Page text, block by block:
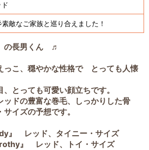
敵なご家族と巡り合えました！
の長男くん ♬
っこ、穏やかな性格で とっても人懐
とっても可愛い顔立ちです。
ッドの豊富な巻毛、しっかりした骨
イズの予想です。
レッド、タイニー・サイズ
』 レッド、トイ・サイズ